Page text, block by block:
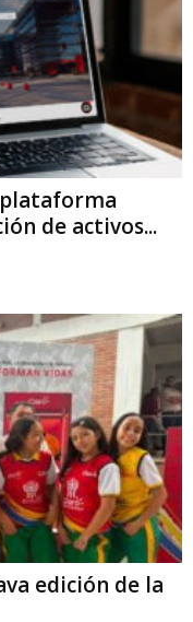
plataforma
de activos...
edición de la